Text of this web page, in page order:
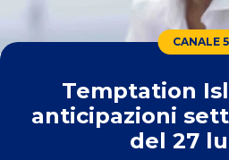
CANALE 5
Temptation
anticipazioni
del 27